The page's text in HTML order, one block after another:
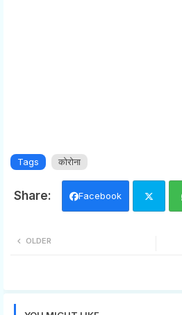
Tags कोरोना
Facebook
OLDER